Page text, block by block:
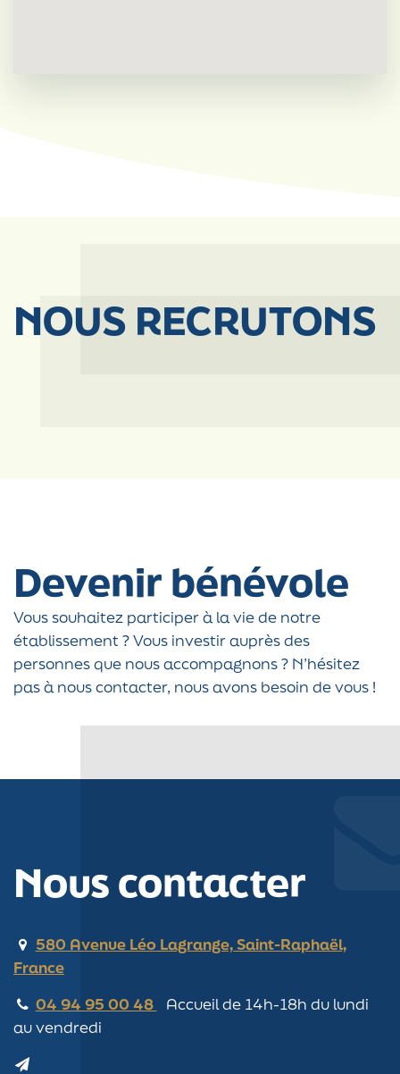
NOUS RECRUTONS
Devenir bénévole
Vous souhaitez participer à la vie de notre
établissement ? Vous investir auprès des
personnes que nous accompagnons ? N’hésitez
pas à nous contacter, nous avons besoin de vous !
Nous contacter
580 Avenue Léo Lagrange, Saint-Raphaël,
France
04 94 95 00 48
Accueil de 14h-18h du lundi
au vendredi